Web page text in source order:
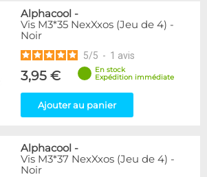
Alphacool -
Vis M3*35 NexXxos (Jeu de 4) -
Noir
5/5 - 1 avis
3,95 €
En stock
Expédition immédiate
Ajouter au panier
Alphacool -
Vis M3*37 NexXxos (Jeu de 4) -
Noir